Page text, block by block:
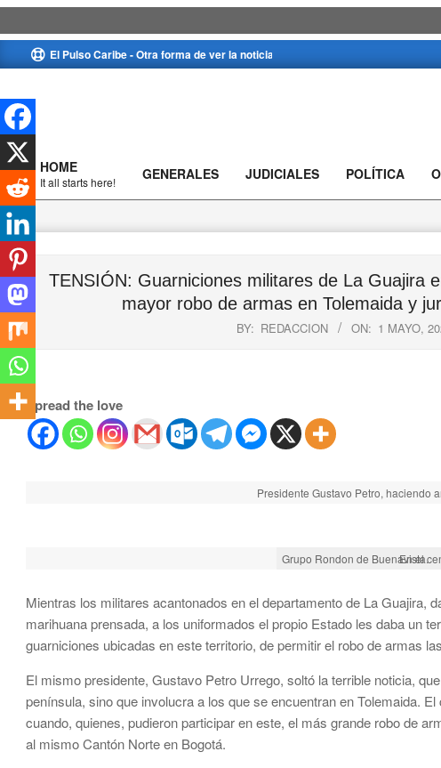
to
El Pulso Caribe - Otra forma de ver la noticia
Primary
Navigation
Menu
HOME
It all starts here! GENERALES JUDICIALES POLÍTICA
TENSIÓN: Guarniciones militares de La Guajira
mayor robo de armas en Tolemaida y
BY: REDACCION ON: 1 MAYO,
Spread the love
Presidente Gustavo Petro, haciendo
Grupo Rondon de Buenavista.
En el
Mientras los militares acantonados en el departamento de La Guajira,
marihuana prensada, a los uniformados el propio Estado les daba un
guarniciones ubicadas en este territorio, de permitir el robo de armas
El mismo presidente, Gustavo Petro Urrego, soltó la terrible noticia,
península, sino que involucra a los que se encuentran en Tolemaida.
cuando, quienes, pudieron participar en este, el más grande robo de
al mismo Cantón Norte en Bogotá.